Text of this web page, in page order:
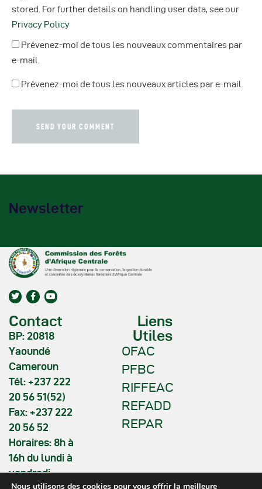
stored. For further details on handling user data, see our
Privacy Policy
Prévenez-moi de tous les nouveaux commentaires par
e-mail.
Prévenez-moi de tous les nouveaux articles par e-mail.
Newsletter
Contact
BP: 20818
Yaoundé
Cameroun
Tél: +237 222
20 56 51(52)
Fax: +237 222
20 56 52
Horaires: 8h à
16h du lundi à
vendredi
Liens
Utiles
OFAC
PFBC
RIFFEAC
REFADD
REPAR
Nous utilisons des cookies pour vous offrir la meilleure